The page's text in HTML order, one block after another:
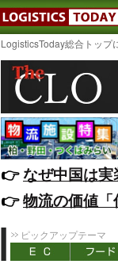
LogisticsToday総合トップ
👉️なぜ中国は
👉️物流の価値
ピックアップテーマ